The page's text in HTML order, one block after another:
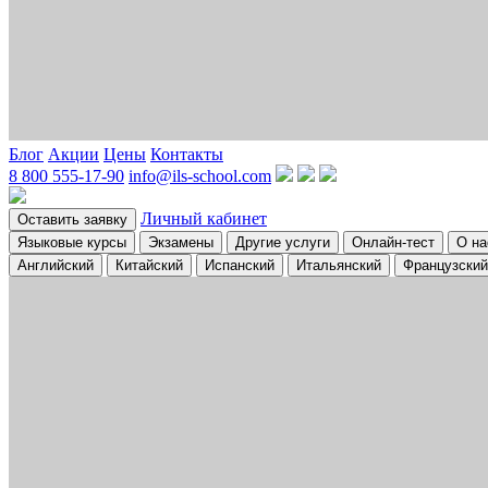
Блог Акции Цены Контакты
8 800 555-17-90 info@ils-school.com
Оставить заявку Личный кабинет
Языковые курсы Экзамены Другие услуги Онлайн-тест
О
Английский
Китайский Испанский Итальянский Французский